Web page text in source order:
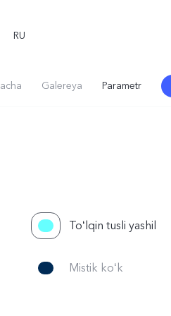
RU
V60 5G
Galereya Parametr
Toʻlqin tusli yashil
Mistik koʻk